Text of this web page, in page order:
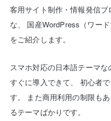
客用サイト制作・情報発信
な、
国産WordPress（ワー
をご紹介します。
スマホ対応の日本語テーマ
すぐに導入できて、
初心者
す。
また商用利用の制限も
るテーマばかりです。